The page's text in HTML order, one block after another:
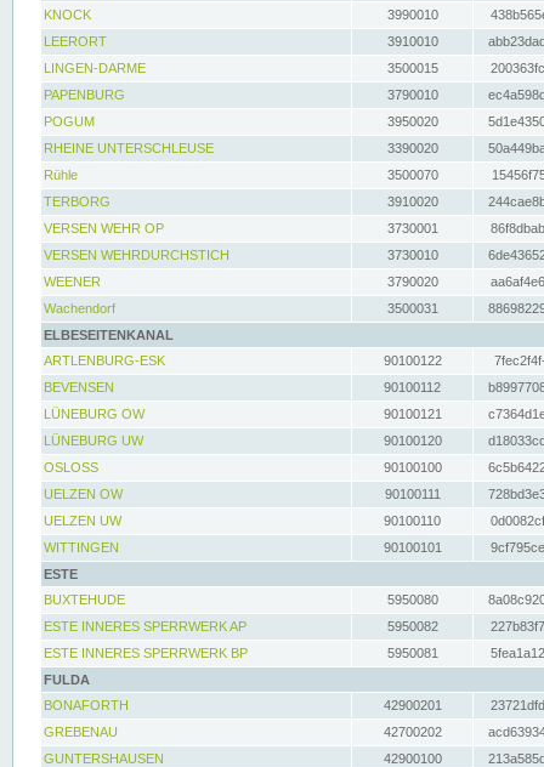
KNOCK
3990010
LEERORT
3910010
LINGEN-DARME
3500015
PAPENBURG
3790010
POGUM
3950020
RHEINE UNTERSCHLEUSE
3390020
Rühle
3500070
TERBORG
3910020
VERSEN WEHR OP
3730001
VERSEN WEHRDURCHSTICH
3730010
WEENER
3790020
Wachendorf
3500031
ELBESEITENKANAL
ARTLENBURG-ESK
90100122
BEVENSEN
90100112
LÜNEBURG OW
90100121
LÜNEBURG UW
90100120
OSLOSS
90100100
UELZEN OW
90100111
UELZEN UW
90100110
WITTINGEN
90100101
ESTE
BUXTEHUDE
5950080
ESTE INNERES SPERRWERK AP
5950082
ESTE INNERES SPERRWERK BP
5950081
FULDA
BONAFORTH
42900201
GREBENAU
42700202
GUNTERSHAUSEN
42900100